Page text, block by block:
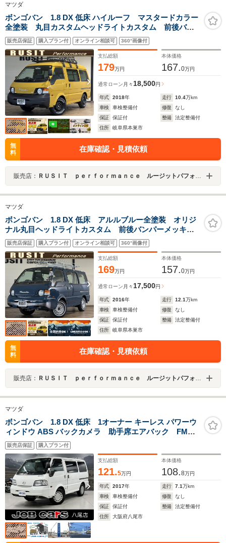
マツダ
ボンゴバン 1.8 DX 低床 ハイルーフ マスタードカラー
全塗装 丸目カスタムヘッドライトカスタム 前後バン
パーマットブラック塗装 新品MAXXISブロックタイヤ
ホイールマットブラック塗装 木目調フロアマット ル
ーフラック 社外ナビ
販売店保証 購入プラン付 オンライン相談可 360°画像付
支払総額
179万円
本体価格
167.0万円
通常ローン 月々 18,500円
年式 2018年 走行 10.4万km
車検
車検整備付 修復
なし
保証
保証付 整備
法定整備付
住所
岐阜県本巣市
無
料
在庫確認・見積依頼
販売店： ＲＵＳＩＴ ｐｅｒｆｏｒｍａｎｃｅ ルージットパフォーマンス
マツダ
ボンゴバン 1.8 DX 低床 アルルブルー全塗装 オリジ
ナル丸目ヘッドライトカスタム 前後バンパーメッキ調
塗装 新品ホワイトリボンタイヤ ホイールシルバー塗
装 木目調フロアマット セカンドシート装着済み ル
ーフラック
販売店保証 購入プラン付 オンライン相談可 360°画像付
支払総額
169万円
本体価格
157.0万円
通常ローン 月々 17,500円
年式 2016年 走行 12.1万km
車検
車検整備付 修復
なし
保証
保証付 整備
法定整備付
住所
岐阜県本巣市
無
料
在庫確認・見積依頼
販売店： ＲＵＳＩＴ ｐｅｒｆｏｒｍａｎｃｅ ルージットパフォーマンス
マツダ
ボンゴバン 1.8 DX 低床 1オーナー キーレス パワーウ
ィンドウ ABS バックカメラ 助手席エアバック FM
AMラジオ 取扱説明書 保証書 記録簿付き 事業用登
録可
販売店保証 購入プラン付
支払総額
121.5万円
本体価格
108.8万円
年式 2017年 走行 7.1万km
車検
車検整備付 修復
なし
保証
保証付 整備
法定整備付
住所
大阪府八尾市